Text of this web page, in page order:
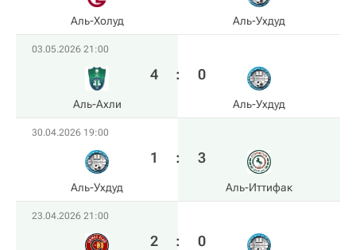
Аль-Холуд Аль-Ухдуд
03.05.2026 21:00
Аль-Ахли
4 : 0
Аль-Ухдуд
30.04.2026 19:00
Аль-Ухдуд
1 : 3
Аль-Иттифак
23.04.2026 21:00
2 : 0